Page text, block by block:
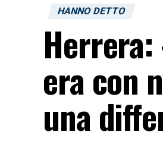
HANNO DETTO
Herrera:
era con
una